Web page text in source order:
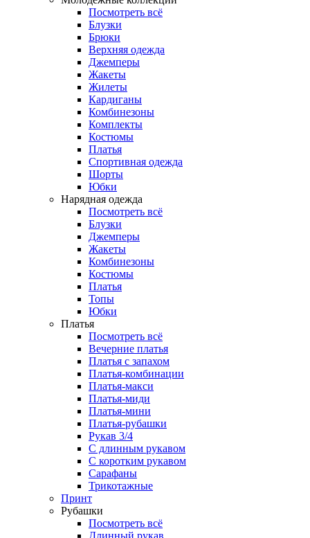
Посмотреть всё
Блузки
Брюки
Верхняя одежда
Джемперы
Жакеты
Жилеты
Кардиганы
Комбинезоны
Комплекты
Костюмы
Платья
Спортивная одежда
Шорты
Юбки
Нарядная одежда
Посмотреть всё
Блузки
Джемперы
Жакеты
Комбинезоны
Костюмы
Платья
Топы
Юбки
Платья
Посмотреть всё
Вечерние платья
Платья с запахом
Платья-комбинации
Платья-макси
Платья-миди
Платья-мини
Платья-рубашки
Рукав 3/4
С длинным рукавом
С коротким рукавом
Сарафаны
Трикотажные
Принт
Рубашки
Посмотреть всё
Длинный рукав